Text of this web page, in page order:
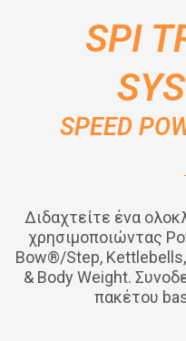
SPI
SPEED
Διδαχτείτε ένα
χρησιμοποιώντας
Bow®/Step,
& Body Weight.
πακέτου